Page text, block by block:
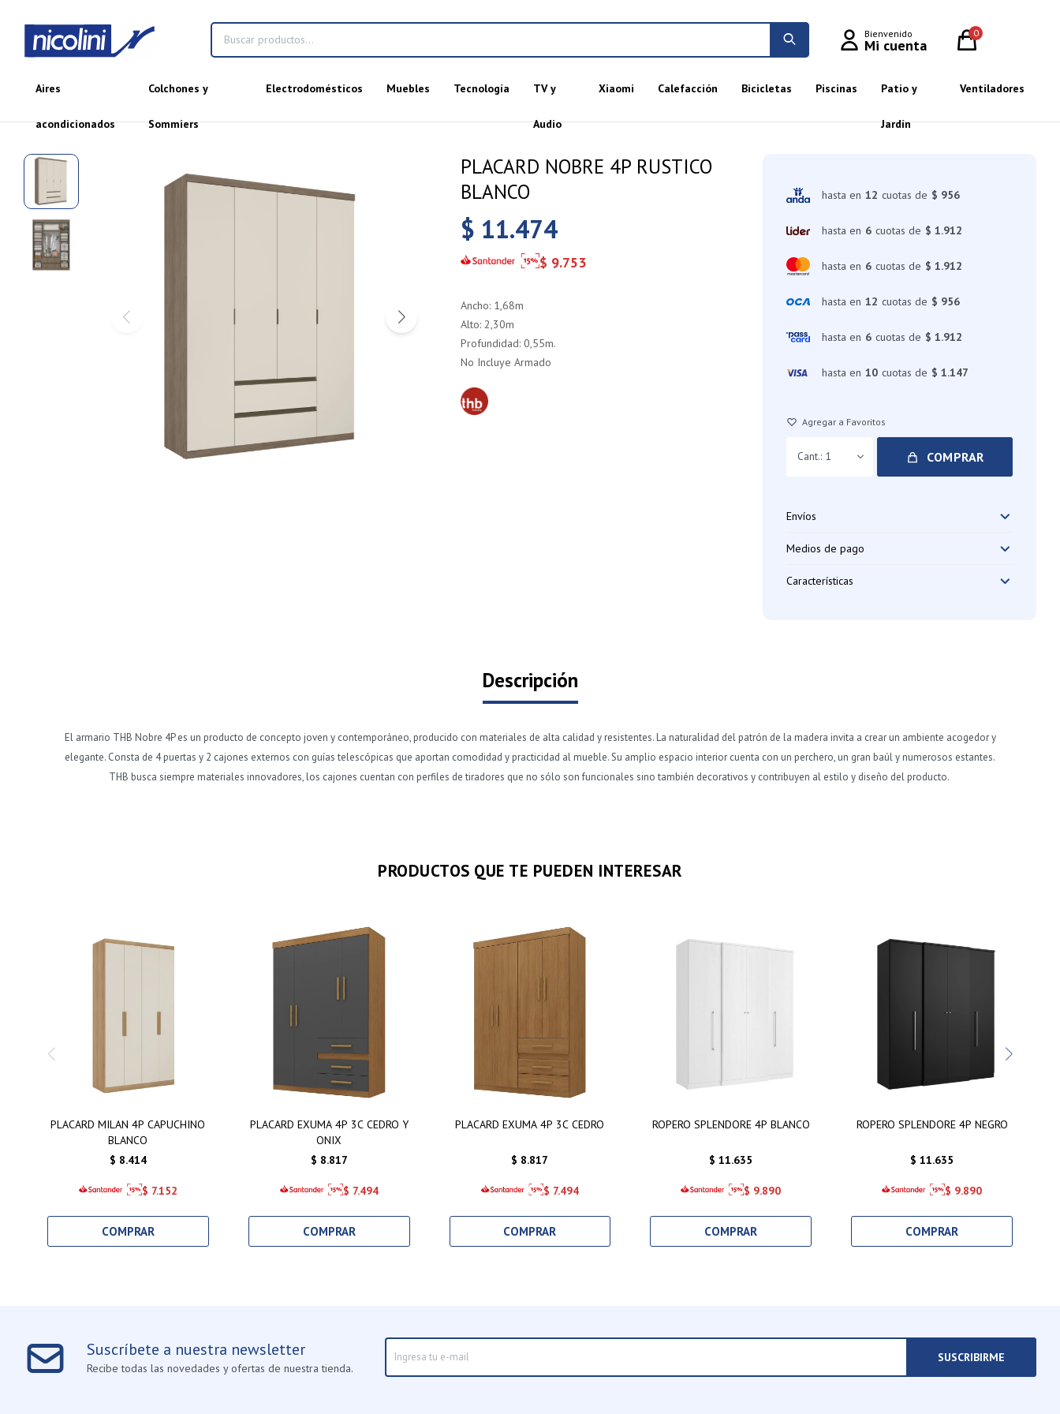
Aires
acondicionados
Colchones y
Sommiers
Electrodomésticos Muebles Tecnología TV y
Audio
Xiaomi Calefacción Bicicletas Piscinas Patio y
Jardín
Ventiladores
0
PLACARD NOBRE 4P RUSTICO
BLANCO
$ 11.474
$ 9.753
Ancho: 1,68m
Alto: 2,30m
Profundidad: 0,55m.
No Incluye Armado
hasta en 12 cuotas de $ 956
hasta en 6 cuotas de $ 1.912
hasta en 6 cuotas de $ 1.912
hasta en 12 cuotas de $ 956
hasta en 6 cuotas de $ 1.912
hasta en 10 cuotas de $ 1.147
1 COMPRAR
Envíos
Medios de pago
Características
Descripción
El armario THB Nobre 4P es un producto de concepto joven y contemporáneo, producido con materiales de alta calidad y resistentes. La naturalidad del patrón de la madera invita a crear un ambiente acogedor y
elegante. Consta de 4 puertas y 2 cajones externos con guías telescópicas que aportan comodidad y practicidad al mueble. Su amplio espacio interior cuenta con un perchero, un gran baúl y numerosos estantes.
THB busca siempre materiales innovadores, los cajones cuentan con perfiles de tiradores que no sólo son funcionales sino también decorativos y contribuyen al estilo y diseño del producto.
PRODUCTOS QUE TE PUEDEN INTERESAR
PLACARD MILAN 4P CAPUCHINO
BLANCO
$ 8.414
$ 7.152
PLACARD EXUMA 4P 3C CEDRO Y
ONIX
$ 8.817
$ 7.494
PLACARD EXUMA 4P 3C CEDRO
$ 8.817
$ 7.494
ROPERO SPLENDORE 4P BLANCO
$ 11.635
$ 9.890
ROPERO SPLENDORE 4P NEGRO
$ 11.635
$ 9.890
Suscríbete a nuestra newsletter
Recibe todas las novedades y ofertas de nuestra tienda.
SUSCRIBIRME